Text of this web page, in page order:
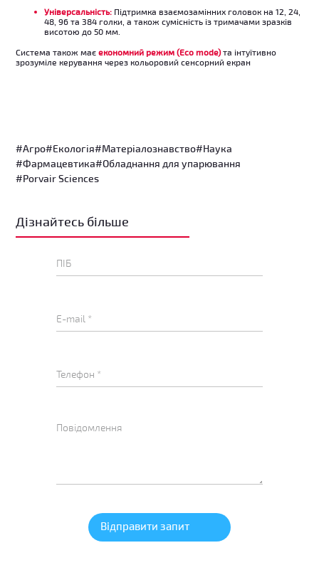
Універсальність: Підтримка взаємозамінних головок на 12, 24,
48, 96 та 384 голки, а також сумісність із тримачами зразків
висотою до 50 мм.
Система також маєекономний режим (Eco mode)та інтуїтивно
зрозуміле керування через кольоровий сенсорний екран
#Агро#Екологія#Матеріалознавство#Наука
#Фармацевтика#Обладнання для упарювання
#Porvair Sciences
Дізнайтесь більше